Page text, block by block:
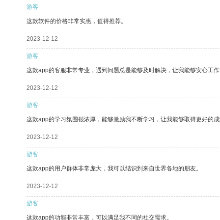
游客
这款软件的价格非常实惠，值得推荐。
2023-12-12
游客
这款app的客服非常专业，遇到问题总是能够及时解决，让我能够安心工
2023-12-12
游客
这款app的学习氛围很浓厚，能够激励我不断学习，让我能够取得更好的
2023-12-12
游客
这款app的用户群体非常庞大，我可以结识到来自世界各地的朋友。
2023-12-12
游客
这款app的功能非常丰富，可以满足我不同的社交需求。